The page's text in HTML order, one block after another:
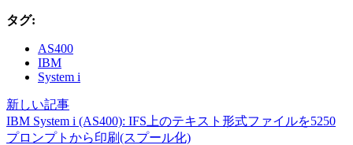
タグ:
AS400
IBM
System i
新しい記事
IBM System i (AS400): IFS上のテキスト形式ファイルを5250
プロンプトから印刷(スプール化)